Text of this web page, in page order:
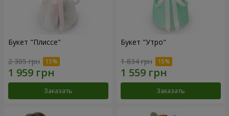
Букет "Плиссе"
2 305 грн
Заказать
Букет "Утро"
1 834 грн
Заказать